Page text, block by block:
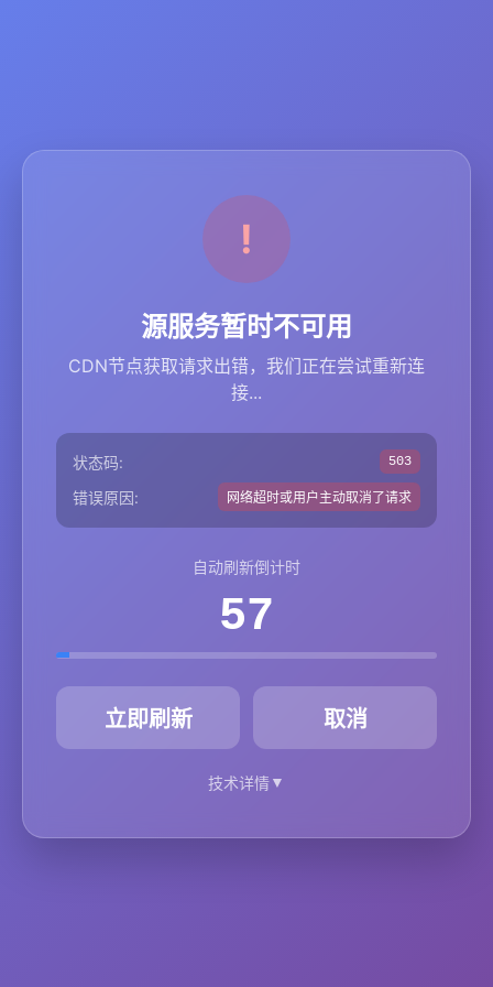
源服务暂时不可用
CDN节点获取请求出错，我们正在尝试重新连
接...
状态码: 503
错误原因: 网络超时或用户主动取消了请求
自动刷新倒计时
57
立即刷新 取消
技术详情▼